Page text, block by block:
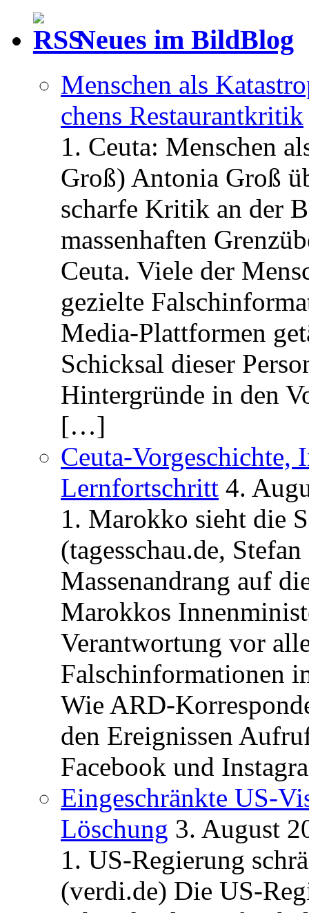
Neues im BildBlog
Menschen als
chens Restau­rant­kritik
1. Ceuta: Menschen
Groß) Antonia Groß
scharfe Kritik an der
massenhaften
Ceuta. Viele der
gezielte
Media-Plattformen
Schicksal dieser
Hintergründe in den
[…]
Ceuta-Vorgeschichte,
Lernfortschritt 4.
1. Marokko sieht die
(tagesschau.de,
Massenandrang auf
Marokkos
Verantwortung vor
Falschinformationen
Wie ARD-
den Ereignissen
Facebook und
Eingeschränkte US-
Löschung 3. August
1. US-Regierung
(verdi.de) Die US-